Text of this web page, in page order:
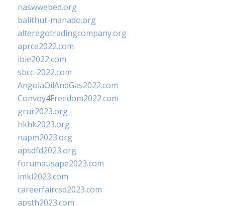
naswwebed.org
balithut-manado.org
alteregotradingcompany.org
aprce2022.com
ibie2022.com
sbcc-2022.com
AngolaOilAndGas2022.com
Convoy4Freedom2022.com
grur2023.org
hkhk2023.org
napm2023.org
apsdfd2023.org
forumausape2023.com
imkl2023.com
careerfaircsd2023.com
apsth2023.com